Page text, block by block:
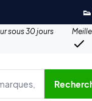
sous 30 jours
etc.